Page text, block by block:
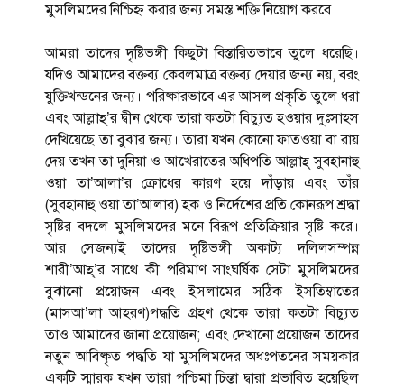
মুসলিমদের নিশ্চিহ্ন করার জন্য সমস্ত শক্তি নিয়োগ করবে।
আমরা তাদের দৃষ্টিভঙ্গী কিছুটা বিস্তারিতভাবে তুলে ধরেছি।
যদিও আমাদের বক্তব্য কেবলমাত্র বক্তব্য দেয়ার জন্য নয়, বরং
যুক্তিখন্ডনের জন্য। পরিষ্কারভাবে এর আসল প্রকৃতি তুলে ধরা
এবং আল্লাহ্’র দ্বীন থেকে তারা কতটা বিচ্যুত হওয়ার দুঃসাহস
দেখিয়েছে তা বুঝার জন্য। তারা যখন কোনো ফাতওয়া বা রায়
দেয় তখন তা দুনিয়া ও আখেরাতের অধিপতি আল্লাহ্ সুবহানাহু
ওয়া তা’আলা’র ক্রোধের কারণ হয়ে দাঁড়ায় এবং তাঁর
(সুবহানাহু ওয়া তা’আলার) হক ও নির্দেশের প্রতি কোনরূপ শ্রদ্ধা
সৃষ্টির বদলে মুসলিমদের মনে বিরূপ প্রতিক্রিয়ার সৃষ্টি করে।
আর সেজন্যই তাদের দৃষ্টিভঙ্গী অকাট্য দলিলসম্পন্ন
শারী’আহ্’র সাথে কী পরিমাণ সাংঘর্ষিক সেটা মুসলিমদের
বুঝানো প্রয়োজন এবং ইসলামের সঠিক ইসতিম্বাতের
(মাসআ’লা আহরণ)পদ্ধতি গ্রহণ থেকে তারা কতটা বিচ্যুত
তাও আমাদের জানা প্রয়োজন; এবং দেখানো প্রয়োজন তাদের
নতুন আবিষ্কৃত পদ্ধতি যা মুসলিমদের অধঃপতনের সময়কার
একটি স্মারক যখন তারা পশ্চিমা চিন্তা দ্বারা প্রভাবিত হয়েছিল